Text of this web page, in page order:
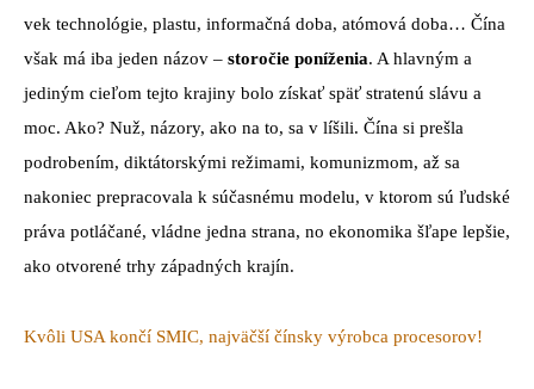
vek technológie, plastu, informačná doba, atómová doba… Čína
však má iba jeden názov – storočie poníženia. A hlavným a
jediným cieľom tejto krajiny bolo získať späť stratenú slávu a
moc. Ako? Nuž, názory, ako na to, sa v líšili. Čína si prešla
podrobením, diktátorskými režimami, komunizmom, až sa
nakoniec prepracovala k súčasnému modelu, v ktorom sú ľudské
práva potláčané, vládne jedna strana, no ekonomika šľape lepšie,
ako otvorené trhy západných krajín.
Kvôli USA končí SMIC, najväčší čínsky výrobca procesorov!